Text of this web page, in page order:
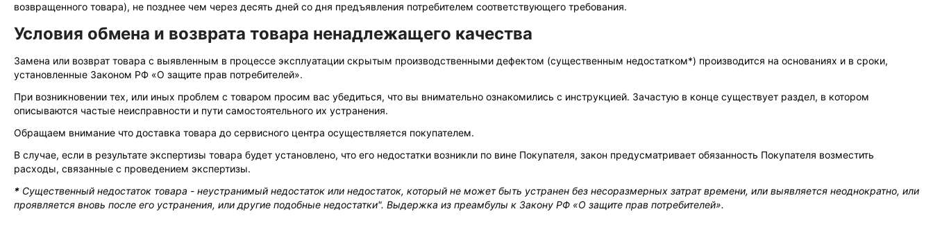
возвращенного товара), не позднее чем через десять дней со дня предъявления потребителем соответствующего требования.
Условия обмена и возврата товара ненадлежащего качества
Замена или возврат товара с выявленным в процессе эксплуатации скрытым производственными дефектом (существенным недостатком*) производится на основаниях и в сроки,
установленные Законом РФ «О защите прав потребителей».
При возникновении тех, или иных проблем с товаром просим вас убедиться, что вы внимательно ознакомились с инструкцией. Зачастую в конце существует раздел, в котором
описываются частые неисправности и пути самостоятельного их устранения.
Обращаем внимание что доставка товара до сервисного центра осуществляется покупателем.
В случае, если в результате экспертизы товара будет установлено, что его недостатки возникли по вине Покупателя, закон предусматривает обязанность Покупателя возместить
расходы, связанные с проведением экспертизы.
* Существенный недостаток товара - неустранимый недостаток или недостаток, который не может быть устранен без несоразмерных затрат времени, или выявляется неоднократно, или
проявляется вновь после его устранения, или другие подобные недостатки". Выдержка из преамбулы к Закону РФ «О защите прав потребителей».